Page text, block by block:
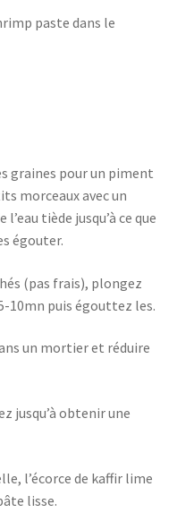
paste dans le
graines pour un piment
morceaux avec un
tiède jusqu’à ce que
égouter.
(pas frais), plongez
10mn puis égouttez les.
un mortier et réduire
jusqu’à obtenir une
l’écorce de kaffir lime
lisse.